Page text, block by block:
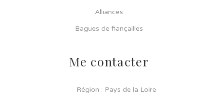
Alliances
Bagues de fiançailles
Me contacter
Région : Pays de la Loire